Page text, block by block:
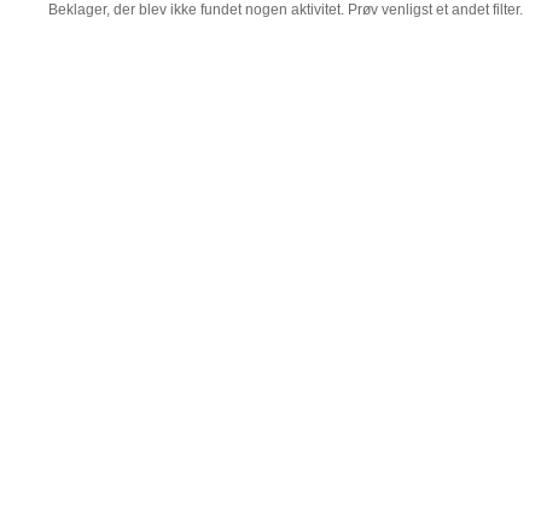
Beklager, der blev ikke fundet nogen aktivitet. Prøv venligst et andet filter.